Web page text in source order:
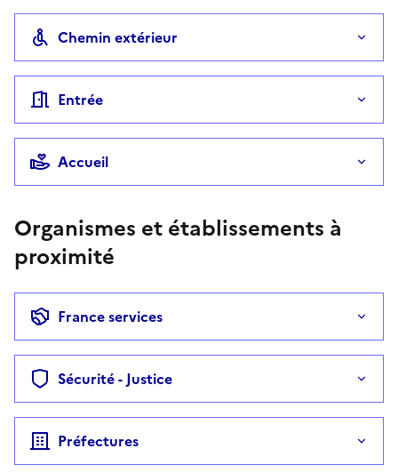
Chemin extérieur
Entrée
Accueil
Organismes et établissements à
proximité
France services
Sécurité - Justice
Préfectures